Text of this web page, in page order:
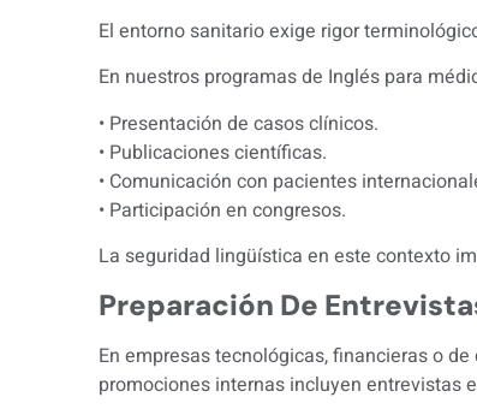
El entorno sanitario exige rigor
En nuestros programas de Inglés para
• Presentación de casos clínicos.
• Publicaciones científicas.
• Comunicación con pacientes
• Participación en congresos.
La seguridad lingüística en este contexto
Preparación De
En empresas tecnológicas, financieras o
promociones internas incluyen entrevistas